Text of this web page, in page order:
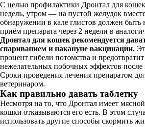
С целью профилактики Дронтал для
недель, утром — на пустой желудок
обнаружении в кале глистов должен быть
приём препарата через 2 недели в
Дронтал для кошек рекомендуется
спариванием и накануне вакцинации.
процент гибели потомства и
нежелательных побочных эффектов
Сроки проведения лечения препаратом
ветеринаром.
Как правильно давать таблетку
Несмотря на то, что Дронтал имеет
кошки отказываются его есть. В этом
использовать другие способы скормить